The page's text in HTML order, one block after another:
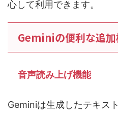
心して利用できます。
Geminiの便利な追
音声読み上げ機能
Geminiは生成したテキス